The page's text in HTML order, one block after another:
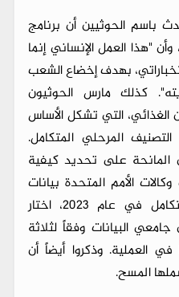
باسم الحوثيين أن برنامج
وأن "هذا العمل الإنساني إنما
بهدف إخضاع الشعب
كذلك مارس الحوثيون
الغذائي، التي تشكل الأساس
المرحلي المتكامل.
المانحة على تحديد كيفية
الأمم المتحدة بيانات
لمسح التصنيف المرحلي المتكامل في عام 2023، اختار
البيانات وفقاً لثلاثة
العملية. وذكروا أيضاً أن
المسح.